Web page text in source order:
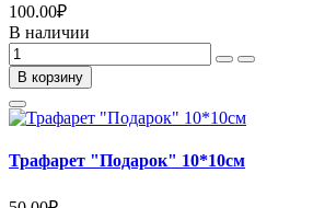
100.00₽
В наличии
В корзину
Трафарет "Подарок" 10*10см